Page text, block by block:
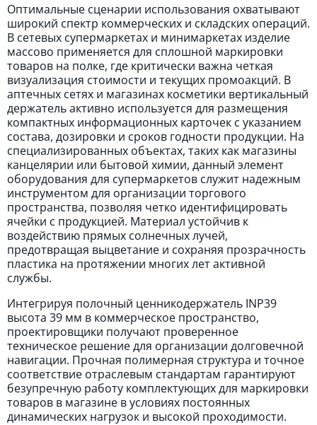
Оптимальные сценарии использования охватывают
широкий спектр коммерческих и складских операций.
В сетевых супермаркетах и минимаркетах изделие
массово применяется для сплошной маркировки
товаров на полке, где критически важна четкая
визуализация стоимости и текущих промоакций. В
аптечных сетях и магазинах косметики вертикальный
держатель активно используется для размещения
компактных информационных карточек с указанием
состава, дозировки и сроков годности продукции. На
специализированных объектах, таких как магазины
канцелярии или бытовой химии, данный элемент
оборудования для супермаркетов служит надежным
инструментом для организации торгового
пространства, позволяя четко идентифицировать
ячейки с продукцией. Материал устойчив к
воздействию прямых солнечных лучей,
предотвращая выцветание и сохраняя прозрачность
пластика на протяжении многих лет активной
службы.
Интегрируя полочный ценникодержатель INP39
высота 39 мм в коммерческое пространство,
проектировщики получают проверенное
техническое решение для организации долговечной
навигации. Прочная полимерная структура и точное
соответствие отраслевым стандартам гарантируют
безупречную работу комплектующих для маркировки
товаров в магазине в условиях постоянных
динамических нагрузок и высокой проходимости.